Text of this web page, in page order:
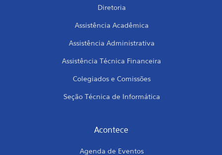
Diretoria
Assistência Acadêmica
Assistência Administrativa
Assistência Técnica Financeira
Colegiados e Comissões
Seção Técnica de Informática
Acontece
Agenda de Eventos